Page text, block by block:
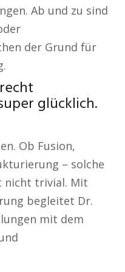
Ab und zu sind
der Grund für
glücklich.
Ob Fusion,
– solche
nicht trivial. Mit
begleitet Dr.
mit dem